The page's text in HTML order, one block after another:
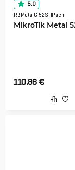
5.0
RBMetalG-52SHPacn
MikroTik Metal
110.86 €